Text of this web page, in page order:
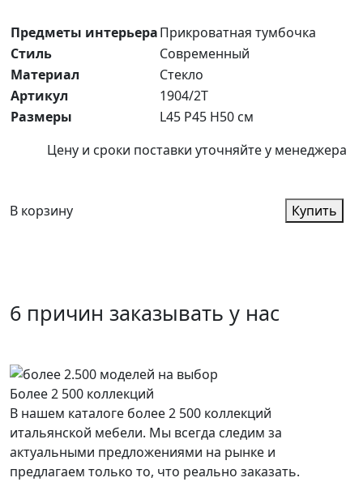
Предметы интерьераПрикроватная тумбочка
Стиль
Современный
Материал
Стекло
Артикул
1904/2T
Размеры
L45 P45 H50 см
Цену и сроки поставки уточняйте у менеджера
В корзину Купить
6 причин заказывать у нас
Более 2 500 коллекций
В нашем каталоге более 2 500 коллекций
итальянской мебели. Мы всегда следим за
актуальными предложениями на рынке и
предлагаем только то, что реально заказать.